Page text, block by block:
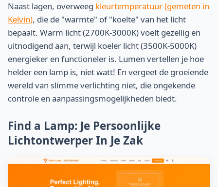
Naast lagen, overweeg kleurtemperatuur (gemeten in
Kelvin), die de "warmte" of "koelte" van het licht
bepaalt. Warm licht (2700K-3000K) voelt gezellig en
uitnodigend aan, terwijl koeler licht (3500K-5000K)
energieker en functioneler is. Lumen vertellen je hoe
helder een lamp is, niet watt! En vergeet de groeiende
wereld van slimme verlichting niet, die ongekende
controle en aanpassingsmogelijkheden biedt.
Find a Lamp: Je Persoonlijke
Lichtontwerper In Je Zak